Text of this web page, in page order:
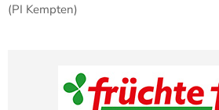
(PI Kempten)